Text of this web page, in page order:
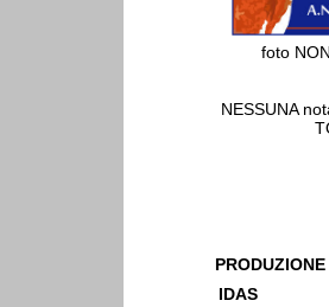
foto
NESSUNA
PRODUZIONE
IDAS